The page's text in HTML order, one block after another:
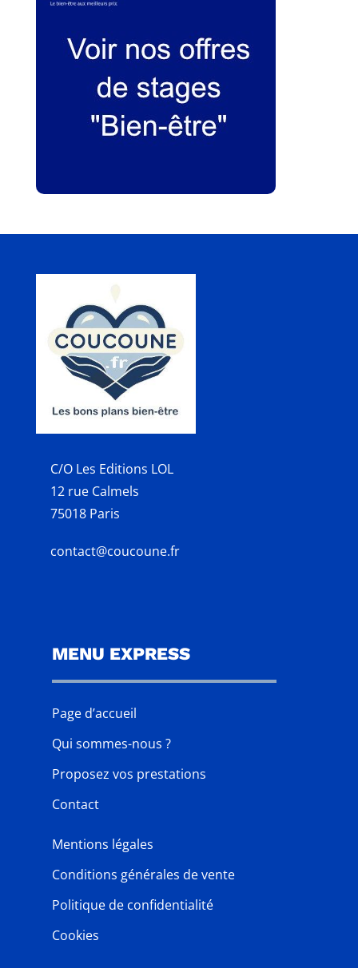
C/O Les Editions LOL
12 rue Calmels
75018 Paris
contact@coucoune.fr
MENU EXPRESS
Page d’accueil
Qui sommes-nous ?
Proposez vos prestations
Contact
Mentions légales
Conditions générales de vente
Politique de confidentialité
Cookies